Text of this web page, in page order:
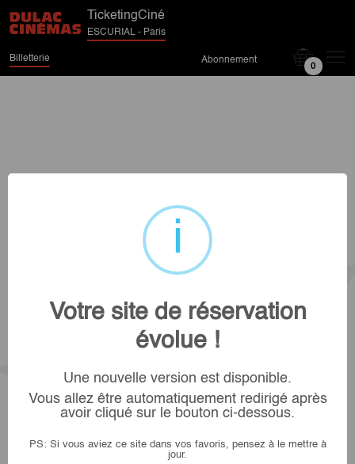
TicketingCiné
ESCURIAL - Paris
Billetterie Abonnement
0
Votre site de réservation
évolue !
Une nouvelle version est disponible.
Vous allez être automatiquement redirigé après
avoir cliqué sur le bouton ci-dessous.
PS: Si vous aviez ce site dans vos favoris, pensez à le mettre à
jour.